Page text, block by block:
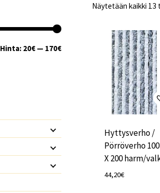
Näytetään kaikki 13
Hyttysverho /
Pörröverho 100
X 200 harm/
44,20€
Minimihinta
Maksimihinta
Hinta: 20€ — 170€